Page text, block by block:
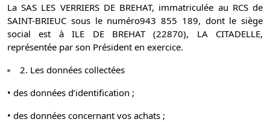
La SAS LES VERRIERS DE BREHAT, immatriculée au RCS de
SAINT-BRIEUC sous le numéro943 855 189, dont le siège
social est à ILE DE BREHAT (22870), LA CITADELLE,
représentée par son Président en exercice.
2. Les données collectées
• des données d’identification ;
• des données concernant vos achats ;